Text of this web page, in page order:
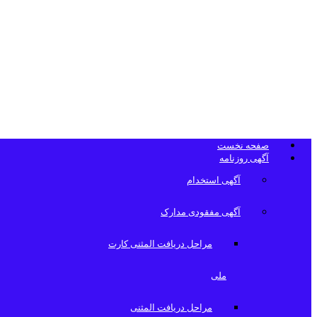
صفحه نخست
آگهی روزنامه
آگهی استخدام
آگهی مفقودی مدارک
مراحل دریافت المثنی کارت
ملی
مراحل دریافت المثنی